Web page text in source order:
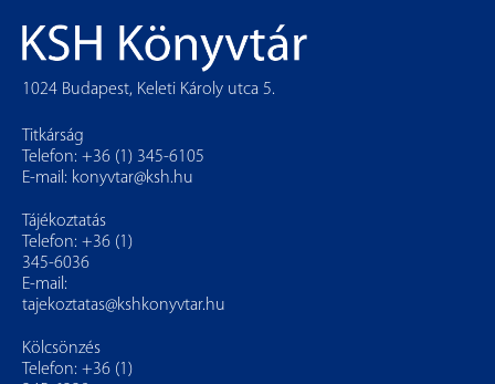
1024 Budapest, Keleti Károly utca 5.
Titkárság
Telefon: +36 (1) 345-6105
E-mail: konyvtar@ksh.hu
Tájékoztatás
Telefon: +36 (1)
345-6036
E-mail:
tajekoztatas@kshkonyvtar.hu
Kölcsönzés
Telefon: +36 (1)